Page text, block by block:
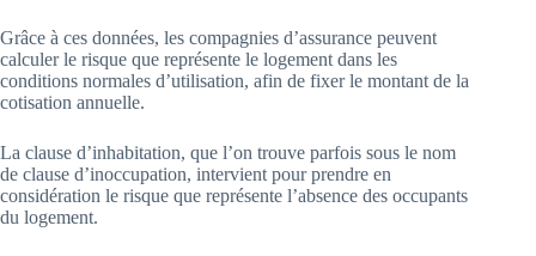
Grâce à ces données, les compagnies d’assurance peuvent
calculer le risque que représente le logement dans les
conditions normales d’utilisation, afin de fixer le montant de la
cotisation annuelle.
La clause d’inhabitation, que l’on trouve parfois sous le nom
de clause d’inoccupation, intervient pour prendre en
considération le risque que représente l’absence des occupants
du logement.